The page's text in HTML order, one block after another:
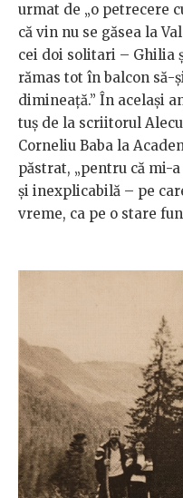
urmat de „o petrecere
că vin nu se găsea la
cei doi solitari – Ghilia
rămas tot în balcon
dimineață.” În același
tuș de la scriitorul
Corneliu Baba la
păstrat, „pentru că mi-
și inexplicabilă – pe
vreme, ca pe o stare